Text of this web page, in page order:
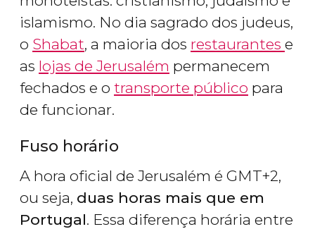
islamismo. No dia sagrado dos judeus,
o Shabat, a maioria dos restaurantes e
as lojas de Jerusalém permanecem
fechados e o transporte público para
de funcionar.
Fuso horário
A hora oficial de Jerusalém é GMT+2,
ou seja, duas horas mais que em
Portugal. Essa diferença horária entre